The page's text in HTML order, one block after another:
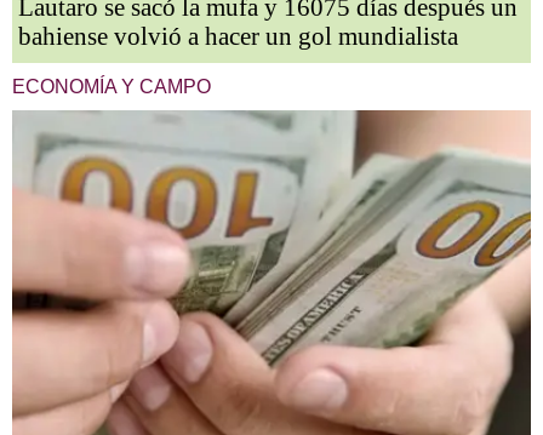
Lautaro se sacó la mufa y 16075 días después un
bahiense volvió a hacer un gol mundialista
ECONOMÍA Y CAMPO